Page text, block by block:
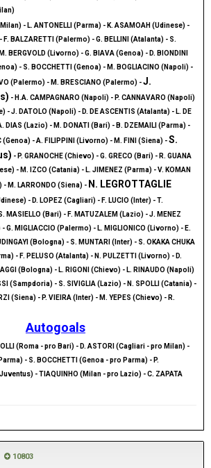
- L. ANTONELLI (Parma) - K. ASAMOAH (Udinese) -
F. BALZARETTI (Palermo) - G. BELLINI (Atalanta) - S.
BERGVOLD (Livorno) - G. BIAVA (Genoa) - D. BIONDINI
- S. BOCCHETTI (Genoa) - M. BOGLIACINO (Napoli) -
(Palermo) - M. BRESCIANO (Palermo) -J.
- H.A. CAMPAGNARO (Napoli) - P. CANNAVARO (Napoli)
- J. DATOLO (Napoli) - D. DE ASCENTIS (Atalanta) - L. DE
DIAS (Lazio) - M. DONATI (Bari) - B. DZEMAILI (Parma) -
(Genoa) - A. FILIPPINI (Livorno) - M. FINI (Siena) -S.
- P. GRANOCHE (Chievo) - G. GRECO (Bari) - R. GUANA
- M. IZCO (Catania) - L. JIMENEZ (Parma) - V. KOMAN
M. LARRONDO (Siena) - N. LEGROTTAGLIE
- D. LOPEZ (Cagliari) - F. LUCIO (Inter) - T.
MASIELLO (Bari) - F. MATUZALEM (Lazio) - J. MENEZ
- G. MIGLIACCIO (Palermo) - L. MIGLIONICO (Livorno) - E.
(Bologna) - S. MUNTARI (Inter) - S. OKAKA CHUKA
- F. PELUSO (Atalanta) - N. PULZETTI (Livorno) - D.
(Bologna) - L. RIGONI (Chievo) - L. RINAUDO (Napoli)
(Sampdoria) - S. SIVIGLIA (Lazio) - N. SPOLLI (Catania) -
(Siena) - P. VIEIRA (Inter) - M. YEPES (Chievo) - R.
Autogoals
(Roma - pro Bari) - D. ASTORI (Cagliari - pro Milan) -
- S. BOCCHETTI (Genoa - pro Parma) - P.
- TIAQUINHO (Milan - pro Lazio) - C. ZAPATA
10803